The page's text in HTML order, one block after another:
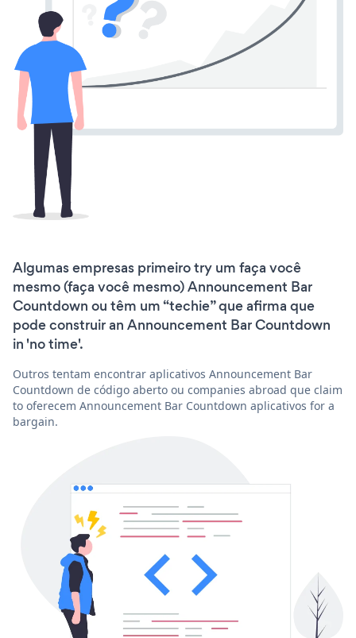
Algumas empresas primeiro try um faça você
mesmo (faça você mesmo) Announcement Bar
Countdown ou têm um “techie” que afirma que
pode construir an Announcement Bar Countdown
in 'no time'.
Outros tentam encontrar aplicativos Announcement Bar
Countdown de código aberto ou companies abroad que claim
to oferecem Announcement Bar Countdown aplicativos for a
bargain.